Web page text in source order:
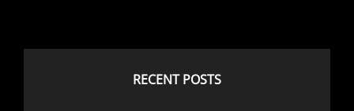
RECENT POSTS